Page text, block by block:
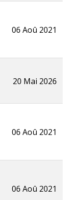
06 Aoû 2021
20 Mai 2026
06 Aoû 2021
06 Aoû 2021